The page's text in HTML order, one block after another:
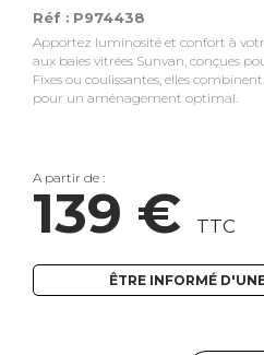
Réf : P974438
Apportez luminosité et confort à
aux baies vitrées Sunvan, conçues
Fixes ou coulissantes, elles
pour un aménagement optimal.
A partir de :
139 € TTC
ÊTRE INFORMÉ